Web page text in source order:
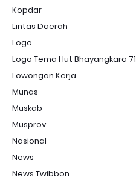
Kopdar
Lintas Daerah
Logo
Logo Tema Hut Bhayangkara 71
Lowongan Kerja
Munas
Muskab
Musprov
Nasional
News
News Twibbon